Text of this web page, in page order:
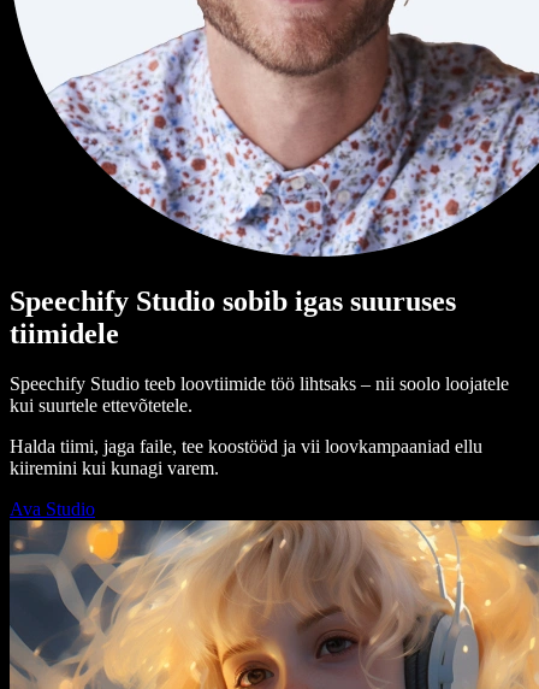
Speechify Studio sobib igas suuruses
tiimidele
Speechify Studio teeb loovtiimide töö lihtsaks – nii soolo loojatele
kui suurtele ettevõtetele.
Halda tiimi, jaga faile, tee koostööd ja vii loovkampaaniad ellu
kiiremini kui kunagi varem.
Ava Studio